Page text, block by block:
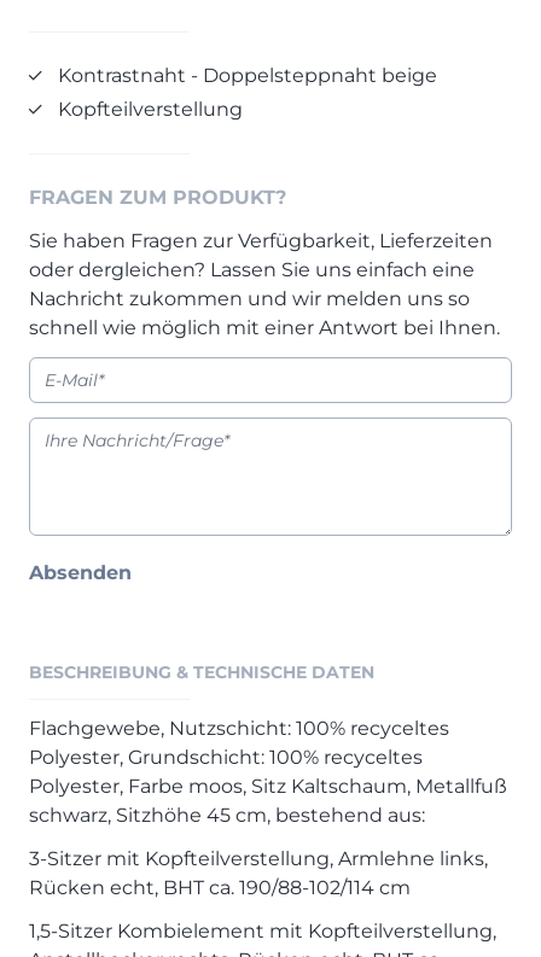
Einzelmöbel & Schuhschränke
Dielenprogramme
JUGENDZIMMER
PROSPEKTE & KATALOGE
Henders & Hazel Katalog
Henders & Hazel Prospekt
Casada - Wohnträume erfüllen
Schlafzimmer
KONTAKT & FORMULARE
Wunsch-Liefertermin
Kontrastnaht - Doppelsteppnaht beige
Kopfteilverstellung
FRAGEN ZUM PRODUKT?
Sie haben Fragen zur Verfügbarkeit, Lieferzeiten
oder dergleichen? Lassen Sie uns einfach eine
Nachricht zukommen und wir melden uns so
schnell wie möglich mit einer Antwort bei Ihnen.
Absenden
BESCHREIBUNG & TECHNISCHE DATEN
Flachgewebe, Nutzschicht: 100% recyceltes
Polyester, Grundschicht: 100% recyceltes
Polyester, Farbe moos, Sitz Kaltschaum, Metallfuß
schwarz, Sitzhöhe 45 cm, bestehend aus:
3-Sitzer mit Kopfteilverstellung, Armlehne links,
Rücken echt, BHT ca. 190/88-102/114 cm
1,5-Sitzer Kombielement mit Kopfteilverstellung,